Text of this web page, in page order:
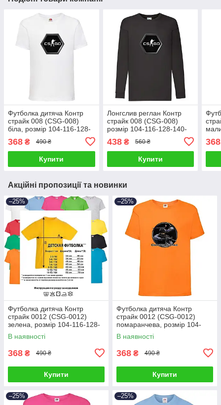
Футболка дитяча Контр
страйк 008 (CSG-008)
біла, розмір 104-116-128-
368 ₴ 490 ₴
Купити
Лонгслив реглан Контр
страйк 008 (CSG-008)
розмір 104-116-128-140-
438₴ 560 ₴
Купити
368
Акційні пропозиції та новинки
–25%
Футболка дитяча Контр
страйк 0012 (CSG-0012)
зелена, розмір 104-116-128-
140-152-164
В наявності
368 ₴ 490 ₴
Купити
–25%
Футболка дитяча Контр
страйк 0012 (CSG-0012)
помаранчева, розмір 104-
116-128-140-152-164
В наявності
368 ₴ 490 ₴
Купити
–25% –25%